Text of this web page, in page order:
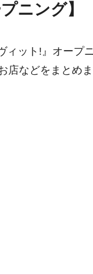
ニング】
ィット!』オープ
店などをまとめ